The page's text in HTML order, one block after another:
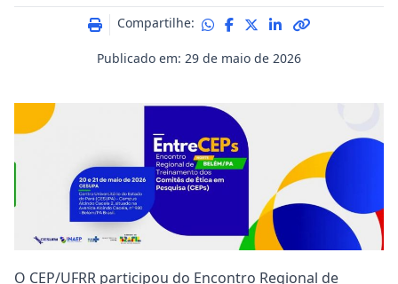
Publicado em: 29 de maio de 2026
Compartilhe:
O CEP/UFRR participou do Encontro Regional de